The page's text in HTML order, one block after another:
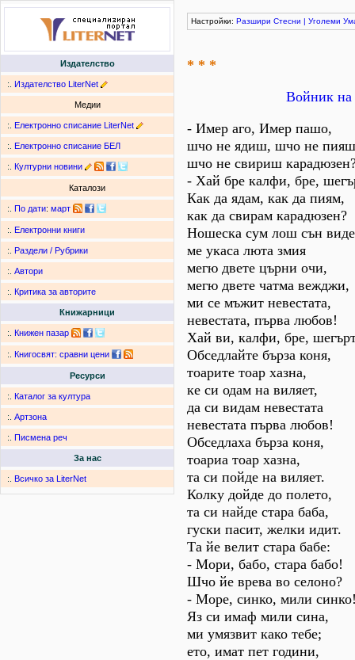
Издателство
:. Издателство LiterNet
Медии
:. Електронно списание LiterNet
:. Електронно списание БЕЛ
:. Културни новини
Каталози
:. По дати: март
:. Електронни книги
:. Раздели / Рубрики
:. Автори
:. Критика за авторите
Книжарници
:. Книжен пазар
:. Книгосвят: сравни цени
Ресурси
:. Каталог за култура
:. Артзона
:. Писмена реч
За нас
:. Всичко за LiterNet
Настройки: Разшири Стесни | Уголеми
* * *
Войник на
- Имер аго, Имер пашо,
шчо не ядиш, шчо не
шчо не свириш
- Хай бре калфи, бре,
Как да ядам, как да пиям,
как да свирам карадюзен?
Ношеска сум лош сън
ме укаса люта змия
мегю двете църни очи,
мегю двете чатма вежджи,
ми се мъжит невестата,
невестата, първа любов!
Хай ви, калфи, бре,
Обседлайте бърза коня,
тоарите тоар хазна,
ке си одам на виляет,
да си видам невестата
невестата първа любов!
Обседлаха бърза коня,
тоариа тоар хазна,
та си пойде на виляет.
Колку дойде до полето,
та си найде стара баба,
гуски пасит, желки идит.
Та йе велит стара бабе:
- Мори, бабо, стара бабо!
Шчо йе врева во селоно?
- Море, синко, мили
Яз си имаф мили сина,
ми умязвит како тебе;
ето, имат пет години,